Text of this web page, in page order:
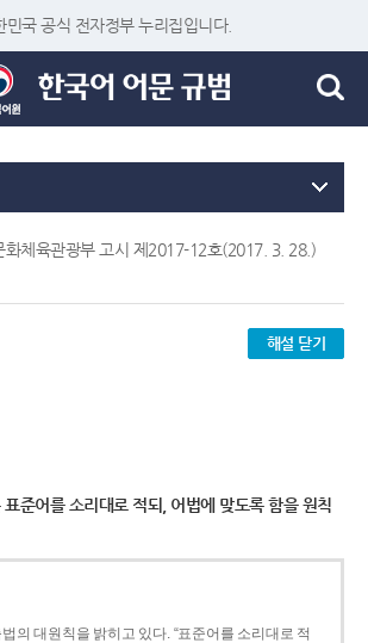
민국 공식 전자정부 누리집입니다.
체육관광부 고시 제2017-12호(2017. 3. 28.)
해설 닫기
준어를 소리대로 적되, 어법에 맞도록 함을 원칙
의 대원칙을 밝히고 있다. “표준어를 소리대로 적